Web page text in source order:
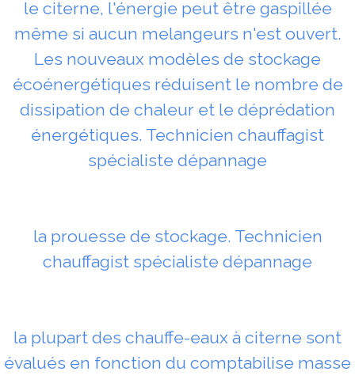
le citerne, l'énergie peut être gaspillée
même si aucun melangeurs n'est ouvert.
Les nouveaux modèles de stockage
écoénergétiques réduisent le nombre de
dissipation de chaleur et le déprédation
énergétiques. Technicien chauffagist
spécialiste dépannage
la prouesse de stockage. Technicien
chauffagist spécialiste dépannage
la plupart des chauffe-eaux à citerne sont
évalués en fonction du comptabilise masse